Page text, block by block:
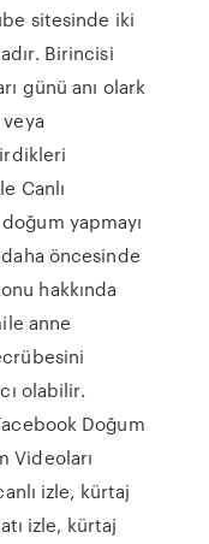
sitesinde iki
Birincisi
günü anı olark
Canlı
yapmayı
öncesinde
hakkında
anne
olabilir.
Doğum
Videoları
izle, kürtaj
izle, kürtaj